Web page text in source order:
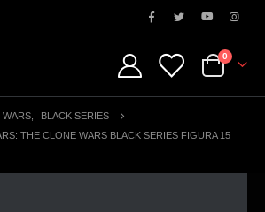
0
WARS
BLACK SERIES
THE CLONE WARS BLACK SERIES FIGURA 15